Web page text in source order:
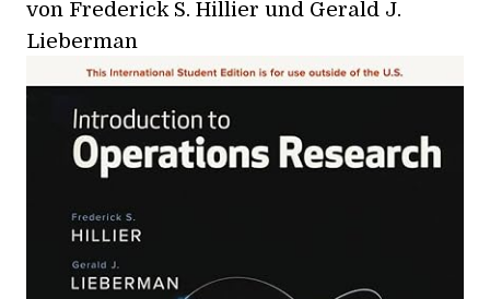
von Frederick S. Hillier und Gerald J.
Lieberman